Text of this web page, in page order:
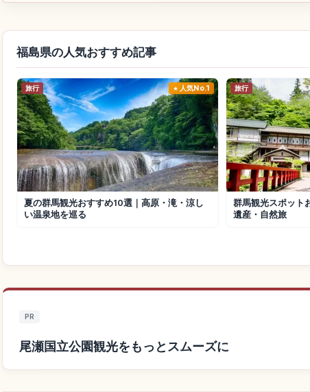
福島県の人気おすすめ記事
旅行 人気No.1
夏の群馬観光おすすめ10選｜高原・滝・涼し
い温泉地を巡る
旅行
群馬観光スポット
遺産・自然旅
PR
尾瀬国立公園観光をもっとスムーズに